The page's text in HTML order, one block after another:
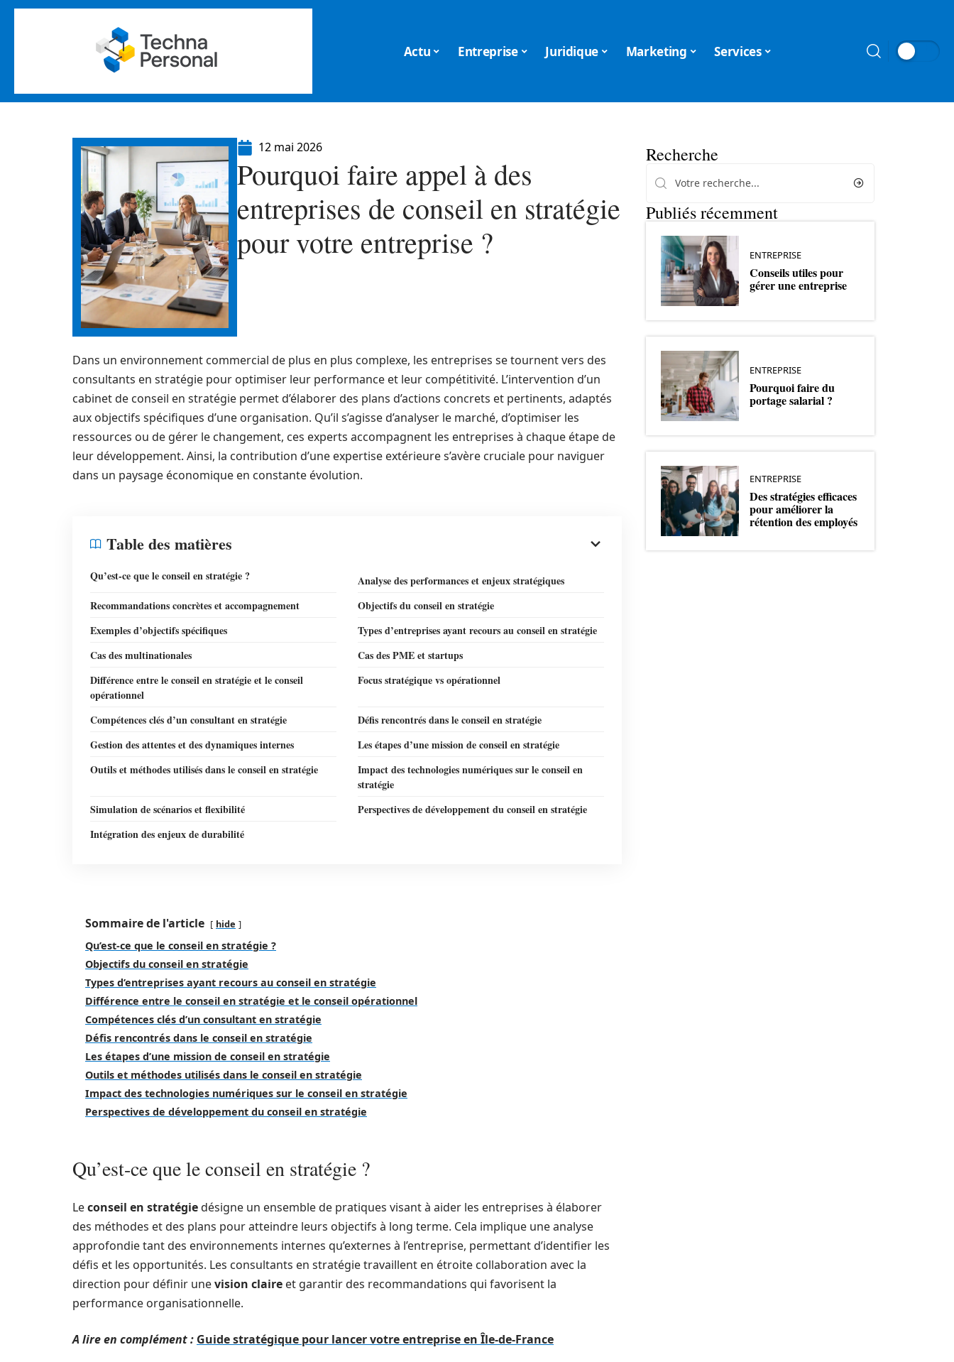
Actu Entreprise Juridique Marketing Services
12 mai 2026
Pourquoi faire appel à des
entreprises de conseil en stratégie
pour votre entreprise ?
Dans un environnement commercial de plus en plus complexe, les entreprises se tournent vers des
consultants en stratégie pour optimiser leur performance et leur compétitivité. L’intervention d’un
cabinet de conseil en stratégie permet d’élaborer des plans d’actions concrets et pertinents, adaptés
aux objectifs spécifiques d’une organisation. Qu’il s’agisse d’analyser le marché, d’optimiser les
ressources ou de gérer le changement, ces experts accompagnent les entreprises à chaque étape de
leur développement. Ainsi, la contribution d’une expertise extérieure s’avère cruciale pour naviguer
dans un paysage économique en constante évolution.
Table des matières
Qu’est-ce que le conseil en stratégie ?
Analyse des performances et enjeux stratégiques
Recommandations concrètes et accompagnement
Objectifs du conseil en stratégie
Exemples d’objectifs spécifiques
Types d’entreprises ayant recours au conseil en stratégie
Cas des multinationales
Cas des PME et startups
Différence entre le conseil en stratégie et le conseil
opérationnel
Focus stratégique vs opérationnel
Compétences clés d’un consultant en stratégie
Défis rencontrés dans le conseil en stratégie
Gestion des attentes et des dynamiques internes
Les étapes d’une mission de conseil en stratégie
Outils et méthodes utilisés dans le conseil en stratégie
Impact des technologies numériques sur le conseil en
stratégie
Simulation de scénarios et flexibilité
Perspectives de développement du conseil en stratégie
Intégration des enjeux de durabilité
Sommaire de l'article hide
Qu’est-ce que le conseil en stratégie ?
Objectifs du conseil en stratégie
Types d’entreprises ayant recours au conseil en stratégie
Différence entre le conseil en stratégie et le conseil opérationnel
Compétences clés d’un consultant en stratégie
Défis rencontrés dans le conseil en stratégie
Les étapes d’une mission de conseil en stratégie
Outils et méthodes utilisés dans le conseil en stratégie
Impact des technologies numériques sur le conseil en stratégie
Perspectives de développement du conseil en stratégie
Qu’est-ce que le conseil en stratégie ?
Leconseil en stratégiedésigne un ensemble de pratiques visant à aider les entreprises à élaborer
des méthodes et des plans pour atteindre leurs objectifs à long terme. Cela implique une analyse
approfondie tant des environnements internes qu’externes à l’entreprise, permettant d’identifier les
défis et les opportunités. Les consultants en stratégie travaillent en étroite collaboration avec la
direction pour définir unevision claire et garantir des recommandations qui favorisent la
performance organisationnelle.
A lire en complément : Guide stratégique pour lancer votre entreprise en Île-de-France
Recherche
Publiés récemment
ENTREPRISE
Conseils utiles pour
gérer une entreprise
ENTREPRISE
Pourquoi faire du
portage salarial ?
ENTREPRISE
Des stratégies efficaces
pour améliorer la
rétention des employés